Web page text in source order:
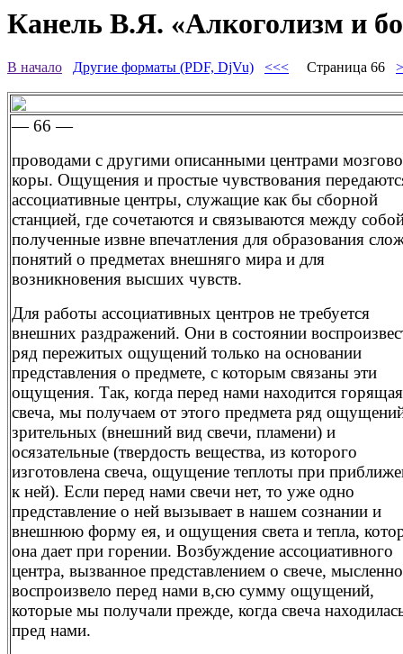
Канель В.Я. «Алкоголизм и
В начало Другие форматы (PDF, DjVu) <<< Страница 66
— 66 —
проводами с другими описанными центрами
коры. Ощущения и простые чувствования
ассоциативные центры, служащие как бы сборной
станцией, где сочетаются и связываются между
полученные извне впечатления для образования
понятий о предметах внешняго мира и для
возникновения высших чувств.
Для работы ассоциативных центров не требуется
внешних раздражений. Они в состоянии
ряд пережитых ощущений только на основании
представления о предмете, с которым связаны эти
ощущения. Так, когда перед нами находится горящая
свеча, мы получаем от этого предмета ряд
зрительных (внешний вид свечи, пламени) и
осязательные (твердость вещества, из которого
изготовлена свеча, ощущение теплоты при
к ней). Если перед нами свечи нет, то уже одно
представление о ней вызывает в нашем сознании и
внешнюю форму ея, и ощущения света и тепла,
она дает при горении. Возбуждение ассоциативного
центра, вызванное представлением о свече, мысленно
воспроизвело перед нами в,сю сумму ощущений,
которые мы получали прежде, когда свеча
пред нами.